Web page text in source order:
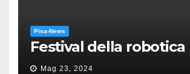
Pisa-News
Festival della robotica
Mag 23, 2024